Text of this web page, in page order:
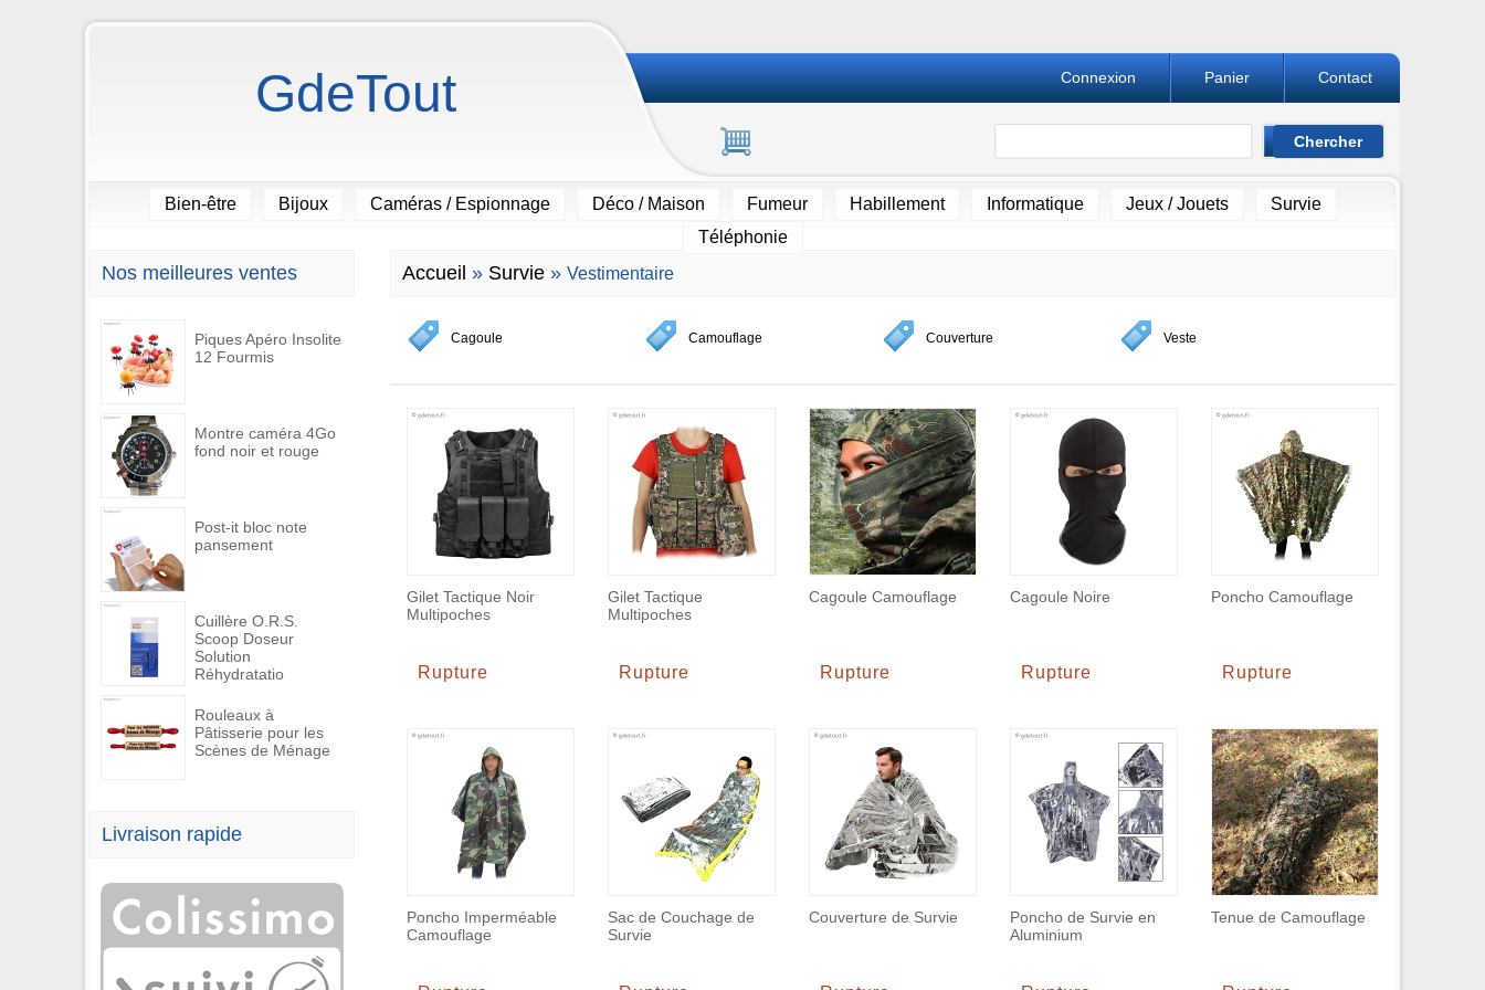
GdeTout Contact
Panier
Connexion
Bien-être Bijoux Caméras / Espionnage Déco / Maison Fumeur Habillement Informatique Jeux / Jouets
Survie
Téléphonie
Nos meilleures ventes
Piques Apéro Insolite
12 Fourmis
Montre caméra 4Go
fond noir et rouge
Post-it bloc note
pansement
Cuillère O.R.S.
Scoop Doseur
Solution
Réhydratatio
Rouleaux à
Pâtisserie pour les
Scènes de Ménage
Livraison rapide
Accueil » Survie » Vestimentaire
Cagoule Camouflage Couverture Veste
Gilet Tactique Noir
Multipoches
Rupture
Gilet Tactique
Multipoches
Rupture
Cagoule Camouflage
Rupture
Cagoule Noire
Rupture
Poncho Camouflage
Rupture
Poncho Imperméable
Camouflage
Sac de Couchage de
Survie
Couverture de Survie
Poncho de Survie en
Aluminium
Tenue de Camouflage